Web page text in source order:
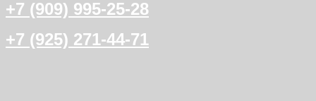
+7 (909) 995-25-28
+7 (925) 271-44-71